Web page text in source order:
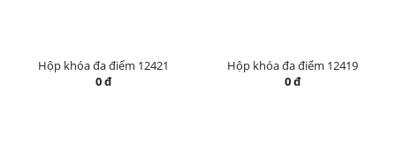
Hộp khóa đa điểm 12421
0 đ
Hộp khóa đa điểm 12419
0 đ